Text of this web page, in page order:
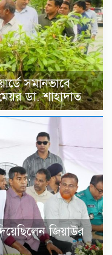
সমানভাবে
ডা. শাহাদাত
জিয়াউর